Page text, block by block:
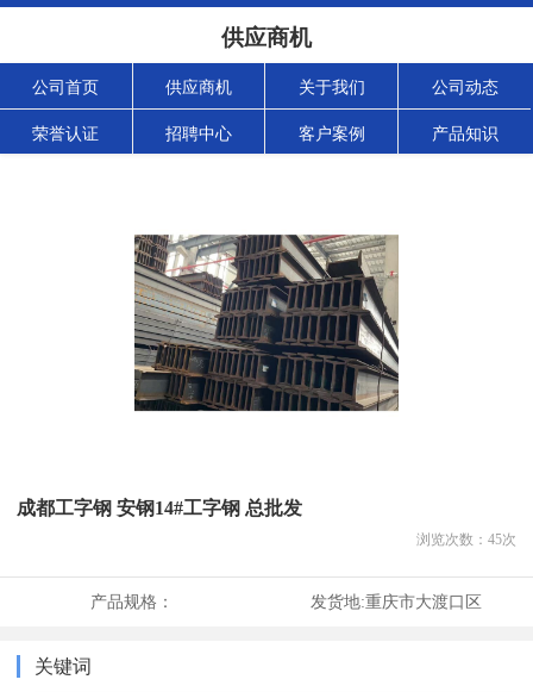
供应商机
公司首页 供应商机 关于我们 公司动态
荣誉认证 招聘中心 客户案例 产品知识
成都工字钢 安钢14#工字钢 总批发
浏览次数： 45次
产品规格： 发货地:重庆市大渡口区
关键词